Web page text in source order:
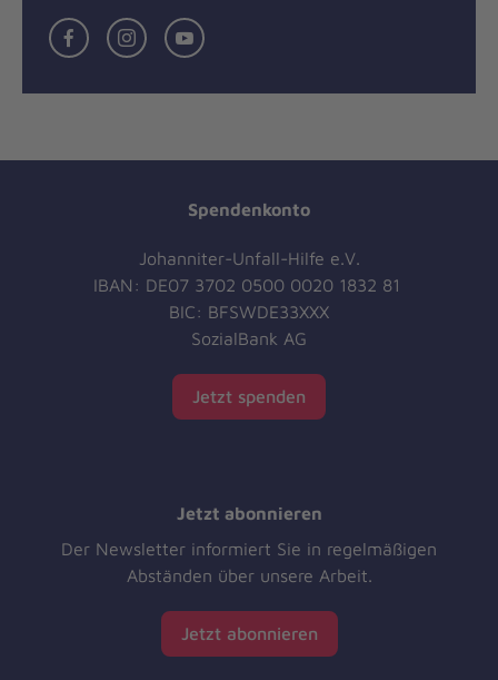
FacebookInstagramYouTube
Spendenkonto
Johanniter-Unfall-Hilfe e.V.
IBAN: DE07 3702 0500 0020 1832 81
BIC: BFSWDE33XXX
SozialBank AG
Jetzt spenden
Jetzt abonnieren
Der Newsletter informiert Sie in regelmäßigen
Abständen über unsere Arbeit.
Jetzt abonnieren